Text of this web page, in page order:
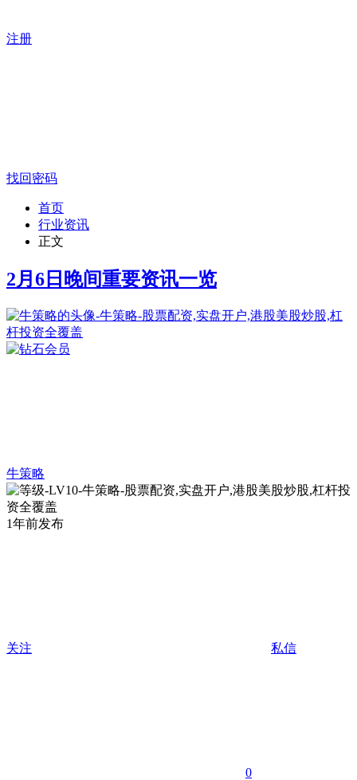
注册
找回密码
首页
行业资讯
正文
2月6日晚间重要资讯一览
牛策略
1年前发布
关注 私信
0